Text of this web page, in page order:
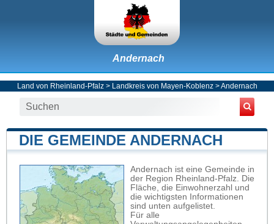
Andernach
Land von Rheinland-Pfalz> Landkreis von Mayen-Koblenz>Andernach
DIE GEMEINDE ANDERNACH
Andernach ist eine Gemeinde in
der Region Rheinland-Pfalz. Die
Fläche, die Einwohnerzahl und
die wichtigsten Informationen
sind unten aufgelistet.
Für alle